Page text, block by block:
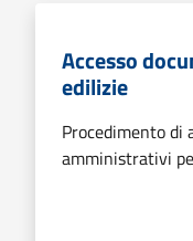
Accesso
edilizie
Procedimento di
amministrativi